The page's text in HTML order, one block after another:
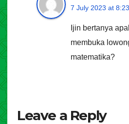
7 July 2023 at
Ijin bertanya
membuka
matematika?
Leave a Reply